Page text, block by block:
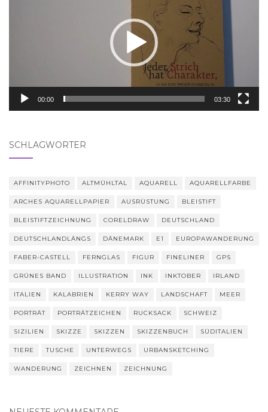
00:00 03:30
SCHLAGWÖRTER
AFFINITYPHOTO ALTMÜHLTAL AQUARELL AQUARELLFARBE
ARCHES AQUARELLPAPIER AUSRÜSTUNG BLEISTIFT
BLEISTIFTZEICHNUNG CORELDRAW DEUTSCHLAND
DEUTSCHLANDLÄNGS DÄNEMARK E1 EUROPAWANDERUNG
FABER-CASTELL FERNGLAS FIGUR FINELINER GPS
GRÜNES BAND ILLUSTRATION INK INKTOBER IRLAND
ITALIEN KALABRIEN KERRY WAY LANDSCHAFT MEER
PORTRÄT PORTRÄTZEICHEN RUCKSACK SCHWEIZ
SIZILIEN SKIZZE SKIZZEN SKIZZENBUCH SÜDITALIEN
TIERE TUSCHE UNTERWEGS URBANSKETCHING
WANDERUNG ZEICHNEN ZEICHNUNG